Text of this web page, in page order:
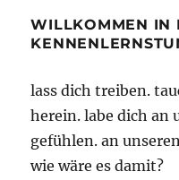
WILLKOMMEN IN
lass dich treiben.
herein. labe dich an
gefühlen. an
wie wäre es damit?